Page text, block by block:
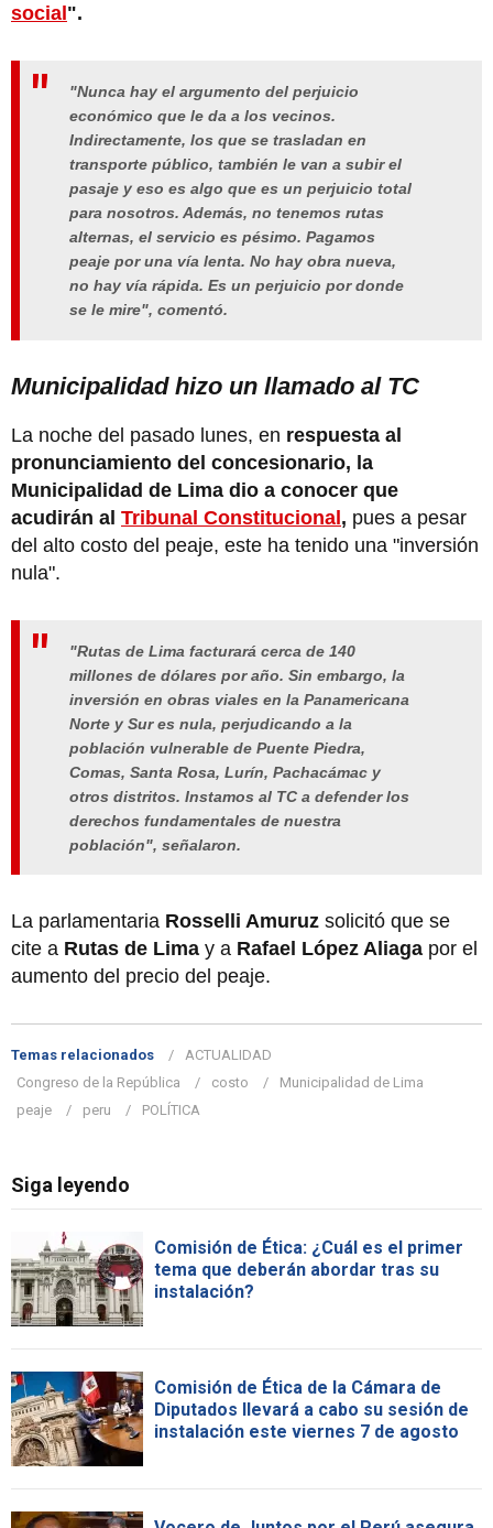
social ".
"Nunca hay el argumento del perjuicio
económico que le da a los vecinos.
Indirectamente, los que se trasladan en
transporte público, también le van a subir el
pasaje y eso es algo que es un perjuicio total
para nosotros. Además, no tenemos rutas
alternas, el servicio es pésimo. Pagamos
peaje por una vía lenta. No hay obra nueva,
no hay vía rápida. Es un perjuicio por donde
se le mire", comentó.
Municipalidad hizo un llamado al TC
La noche del pasado lunes, en respuesta al
pronunciamiento del concesionario, la
Municipalidad de Lima dio a conocer que
acudirán al Tribunal Constitucional, pues a pesar
del alto costo del peaje, este ha tenido una "inversión
nula".
"Rutas de Lima facturará cerca de 140
millones de dólares por año. Sin embargo, la
inversión en obras viales en la Panamericana
Norte y Sur es nula, perjudicando a la
población vulnerable de Puente Piedra,
Comas, Santa Rosa, Lurín, Pachacámac y
otros distritos. Instamos al TC a defender los
derechos fundamentales de nuestra
población", señalaron.
La parlamentaria Rosselli Amuruz solicitó que se
cite a Rutas de Lima y a Rafael López Aliaga por el
aumento del precio del peaje.
Temas relacionados
ACTUALIDAD
Congreso de la República
costo
Municipalidad de Lima
peaje
peru POLÍTICA
Siga leyendo
Comisión de Ética: ¿Cuál es el primer
tema que deberán abordar tras su
instalación?
Comisión de Ética de la Cámara de
Diputados llevará a cabo su sesión de
instalación este viernes 7 de agosto